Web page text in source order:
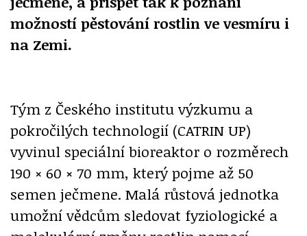
možností pěstování rostlin ve vesmíru i
na Zemi.
Tým z Českého institutu výzkumu a
pokročilých technologií (CATRIN UP)
vyvinul speciální bioreaktor o rozměrech
190 × 60 × 70 mm, který pojme až 50
semen ječmene. Malá růstová jednotka
umožní vědcům sledovat fyziologické a